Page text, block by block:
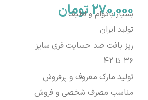
270,000تومان
بسیار بادوام و لطیف
تولید ایران
ریز بافت ضد حسایت فری سایز
۳۶ تا 42
تولید مارک معروف و پرفروش
مناسب مصرف شخصی و فروش